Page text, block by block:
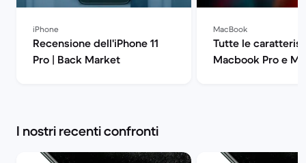
iPhone
Recensione dell'iPhone 11
Pro | Back Market
MacBook
Tutte le
Macbook Pro e
I nostri recenti confronti